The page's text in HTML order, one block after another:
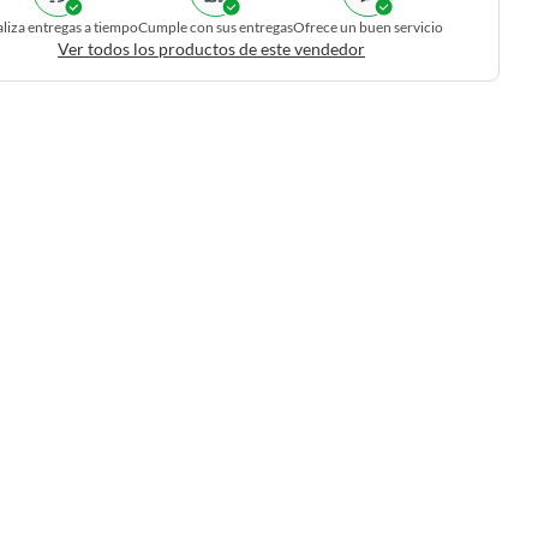
entregas a tiempoCumple con sus entregasOfrece un buen servicio
Ver todos los productos de este vendedor